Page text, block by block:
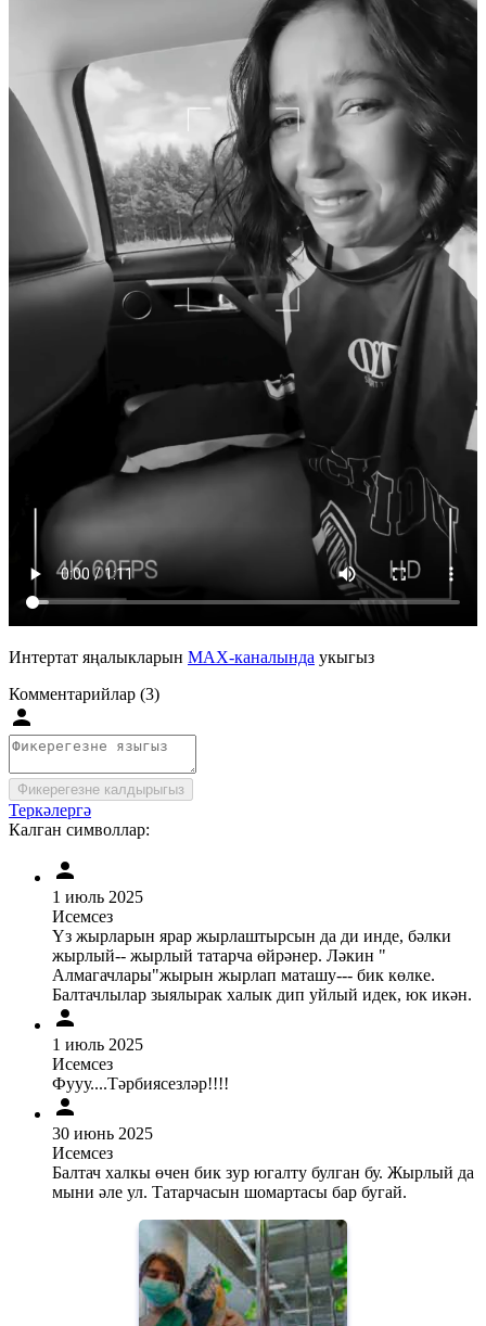
Интертат яңалыкларын MAX-каналында укыгыз
Комментарийлар (3)
Фикерегезне калдырыгыз
Теркәлергә
Калган символлар:
1 июль 2025
Исемсез
Үз жырларын ярар жырлаштырсын да ди инде, бәлки
жырлый-- жырлый татарча өйрәнер. Ләкин "
Алмагачлары"жырын жырлап маташу--- бик көлке.
Балтачлылар зыялырак халык дип уйлый идек, юк икән.
1 июль 2025
Исемсез
Фууу....Тәрбиясезләр!!!!
30 июнь 2025
Исемсез
Балтач халкы өчен бик зур югалту булган бу. Жырлый да
мыни әле ул. Татарчасын шомартасы бар бугай.